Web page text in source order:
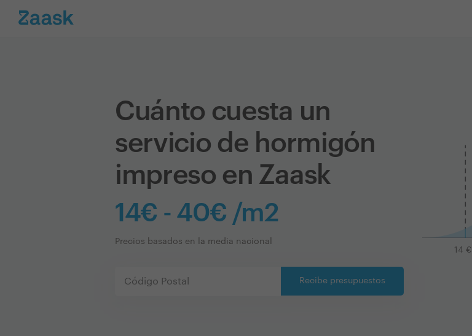
Cuánto cuesta un
servicio de hormigón
impreso en Zaask
14€ - 40€ /m2
Precios basados en la media nacional
Recibe presupuestos
14 €